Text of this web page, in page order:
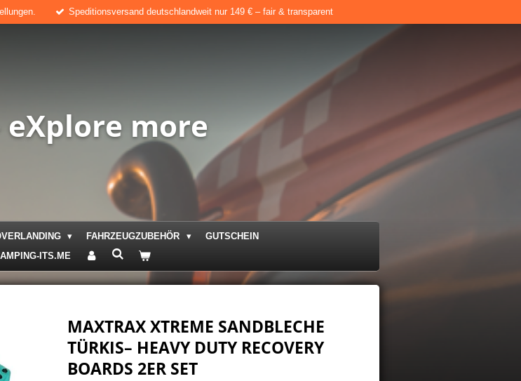
Speditionsversand deutschlandweit nur 149 € – fair & transparent
eXplore more
FAHRZEUGZUBEHÖR
GUTSCHEIN
ITS.ME
MAXTRAX XTREME SANDBLECHE
TÜRKIS– HEAVY DUTY RECOVERY
BOARDS 2ER SET